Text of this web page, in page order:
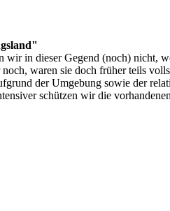
wir in dieser Gegend (noch) nicht,
waren sie doch früher teils
der Umgebung sowie der
schützen wir die